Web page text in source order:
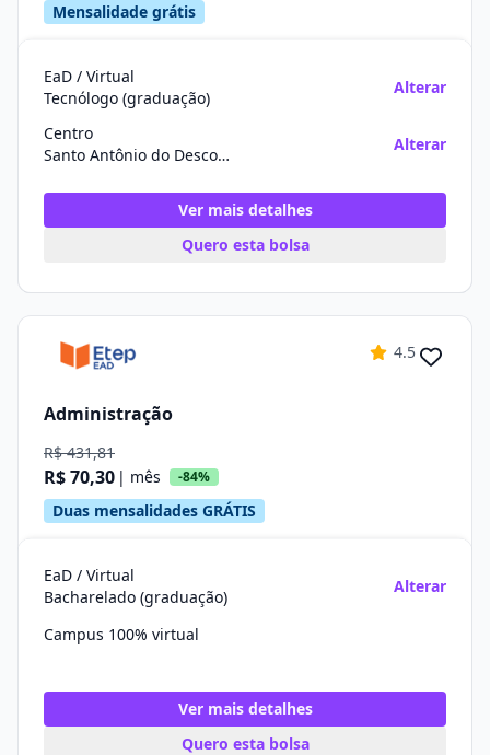
Mensalidade grátis
EaD / Virtual
Tecnólogo (graduação)
Alterar
Centro
Santo Antônio do Descoberto/GO
Alterar
Ver mais detalhes
Quero esta bolsa
4.5
Administração
R$ 431,81
R$ 70,30 | mês -84%
Duas mensalidades GRÁTIS
EaD / Virtual
Bacharelado (graduação)
Alterar
Campus 100% virtual
Ver mais detalhes
Quero esta bolsa